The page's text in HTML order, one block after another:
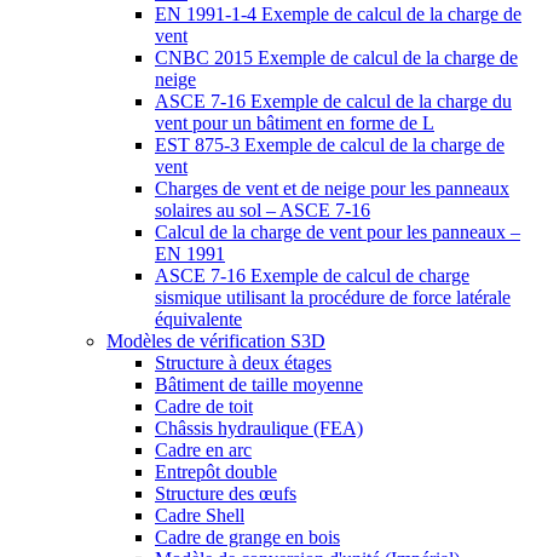
EN 1991-1-4 Exemple de calcul de la charge de
vent
CNBC 2015 Exemple de calcul de la charge de
neige
ASCE 7-16 Exemple de calcul de la charge du
vent pour un bâtiment en forme de L
EST 875-3 Exemple de calcul de la charge de
vent
Charges de vent et de neige pour les panneaux
solaires au sol – ASCE 7-16
Calcul de la charge de vent pour les panneaux –
EN 1991
ASCE 7-16 Exemple de calcul de charge
sismique utilisant la procédure de force latérale
équivalente
Modèles de vérification S3D
Structure à deux étages
Bâtiment de taille moyenne
Cadre de toit
Châssis hydraulique (FEA)
Cadre en arc
Entrepôt double
Structure des œufs
Cadre Shell
Cadre de grange en bois